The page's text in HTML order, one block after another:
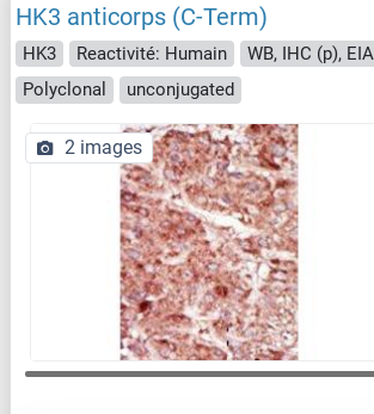
HK3 anticorps (C-Term)
HK3 Reactivité: Humain WB, IHC (p), EIA
Polyclonal
unconjugated
2 images